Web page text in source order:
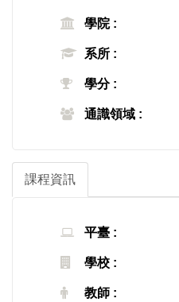
學院 :
系所 :
學分 :
通識領域 :
課程資訊
平臺 :
學校 :
教師 :